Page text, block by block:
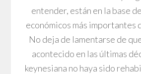
entender, están en la base
económicos más importantes
No deja de lamentarse de
acontecido en las últimas
keynesiana no haya sido